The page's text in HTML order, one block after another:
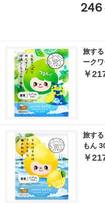
246
旅す
ーク
￥
旅す
もん
￥